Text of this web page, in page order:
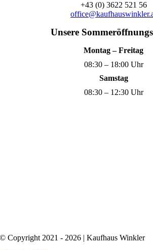
+43 (0) 3622 521 56
Unsere
Montag – Freitag
08:30 – 18:00 Uhr
Samstag
08:30 – 12:30 Uhr
© Copyright 2021 - 2026 | Kaufhaus Winkler